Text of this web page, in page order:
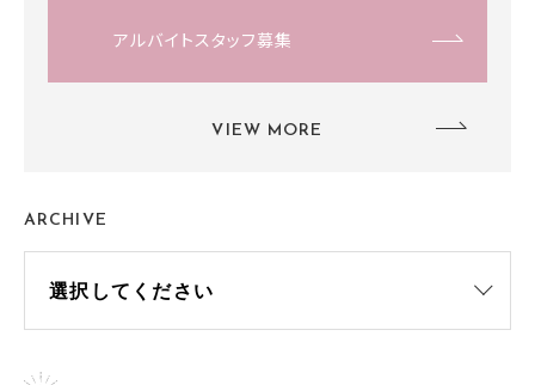
アルバイトスタッフ募集
VIEW MORE
ARCHIVE